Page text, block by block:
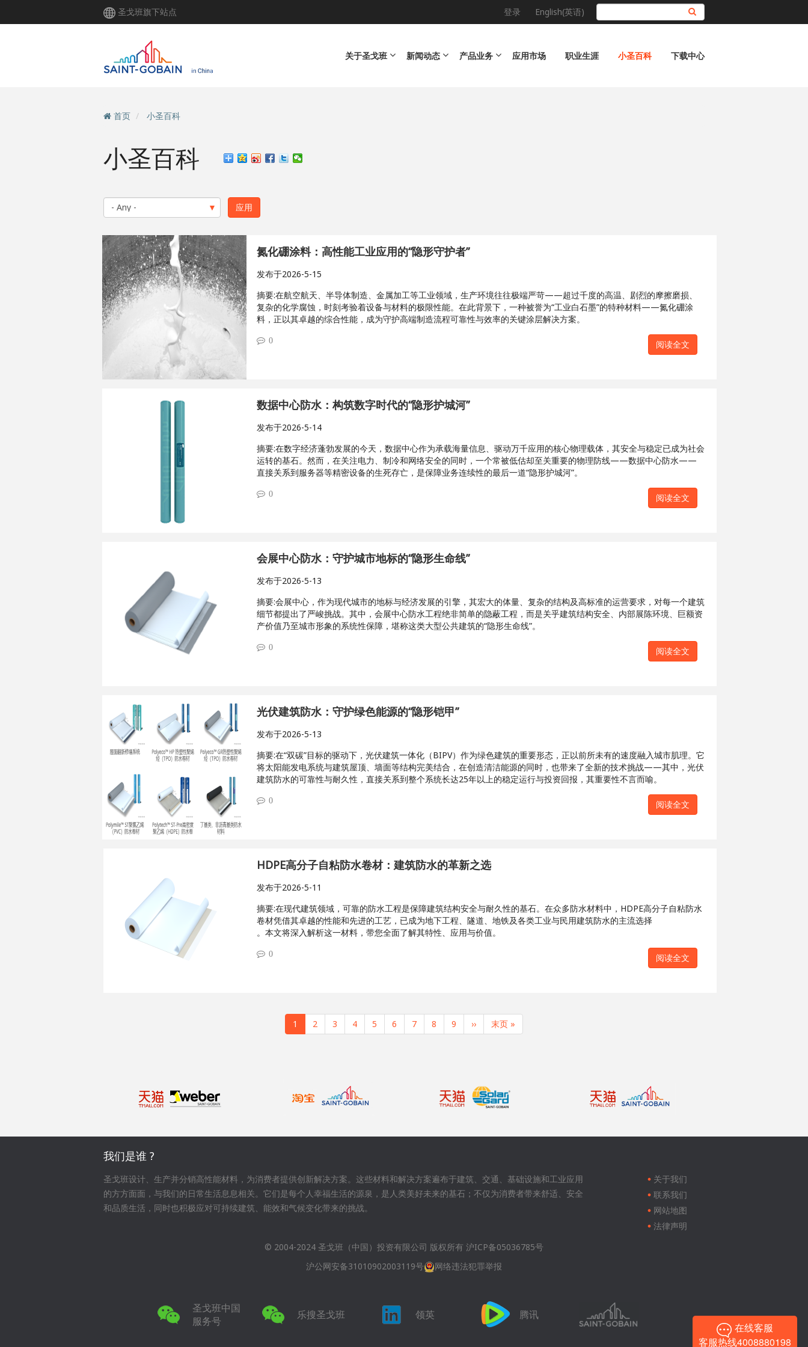
圣戈班旗下站点 登录 English(英语)
关于圣戈班 新闻动态 产品业务 应用市场 职业生涯 小圣百科 下载中心
首页 小圣百科
小圣百科
氮化硼涂料：高性能工业应用的“隐形守护者”
发布于2026-5-15
摘要:在航空航天、半导体制造、金属加工等工业领域，生产环境往往极端严苛——超过千度的高温、剧烈的摩擦磨损、
复杂的化学腐蚀，时刻考验着设备与材料的极限性能。在此背景下，一种被誉为“工业白石墨”的特种材料——氮化硼涂
料，正以其卓越的综合性能，成为守护高端制造流程可靠性与效率的关键涂层解决方案。
0 阅读全文
数据中心防水：构筑数字时代的“隐形护城河”
发布于2026-5-14
摘要:在数字经济蓬勃发展的今天，数据中心作为承载海量信息、驱动万千应用的核心物理载体，其安全与稳定已成为社会
运转的基石。然而，在关注电力、制冷和网络安全的同时，一个常被低估却至关重要的物理防线——数据中心防水——
直接关系到服务器等精密设备的生死存亡，是保障业务连续性的最后一道“隐形护城河”。
0 阅读全文
会展中心防水：守护城市地标的“隐形生命线”
发布于2026-5-13
摘要:会展中心，作为现代城市的地标与经济发展的引擎，其宏大的体量、复杂的结构及高标准的运营要求，对每一个建筑
细节都提出了严峻挑战。其中，会展中心防水工程绝非简单的隐蔽工程，而是关乎建筑结构安全、内部展陈环境、巨额资
产价值乃至城市形象的系统性保障，堪称这类大型公共建筑的“隐形生命线”。
0 阅读全文
光伏建筑防水：守护绿色能源的“隐形铠甲”
发布于2026-5-13
摘要:在“双碳”目标的驱动下，光伏建筑一体化（BIPV）作为绿色建筑的重要形态，正以前所未有的速度融入城市肌理。它
将太阳能发电系统与建筑屋顶、墙面等结构完美结合，在创造清洁能源的同时，也带来了全新的技术挑战——其中，光伏
建筑防水的可靠性与耐久性，直接关系到整个系统长达25年以上的稳定运行与投资回报，其重要性不言而喻。
0 阅读全文
HDPE高分子自粘防水卷材：建筑防水的革新之选
发布于2026-5-11
摘要:在现代建筑领域，可靠的防水工程是保障建筑结构安全与耐久性的基石。在众多防水材料中，HDPE高分子自粘防水
卷材凭借其卓越的性能和先进的工艺，已成为地下工程、隧道、地铁及各类工业与民用建筑防水的主流选择
。本文将深入解析这一材料，带您全面了解其特性、应用与价值。
0 阅读全文
当
前
1
页
面
2
页
面
3
页
面
4
页
面
5
页
面
6
页
面
7
页
面
8
页
面
9
下
一
››
末
页
末页 »
我们是谁 ?
圣戈班设计、生产并分销高性能材料，为消费者提供创新解决方案。这些材料和解决方案遍布于建筑、交通、基础设施和工业应用
的方方面面，与我们的日常生活息息相关。它们是每个人幸福生活的源泉，是人类美好未来的基石；不仅为消费者带来舒适、安全
和品质生活，同时也积极应对可持续建筑、能效和气候变化带来的挑战。
关于我们
联系我们
网站地图
法律声明
© 2004-2024 圣戈班（中国）投资有限公司 版权所有 沪ICP备05036785号
沪公网安备31010902003119号
网络违法犯罪举报
圣戈班中国
服务号
乐搜圣戈班 领英 腾讯
在线客服
客服热线4008880198